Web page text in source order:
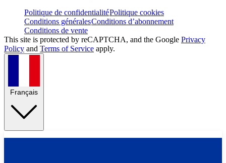
Politique de confidentialitéPolitique cookies
Conditions généralesConditions d’abonnement
Conditions de vente
This site is protected by reCAPTCHA, and the Google Privacy
Policy and Terms of Service apply.
Français